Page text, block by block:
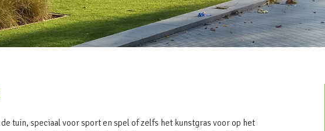
tuin, speciaal voor sport en spel of zelfs het kunstgras voor op het